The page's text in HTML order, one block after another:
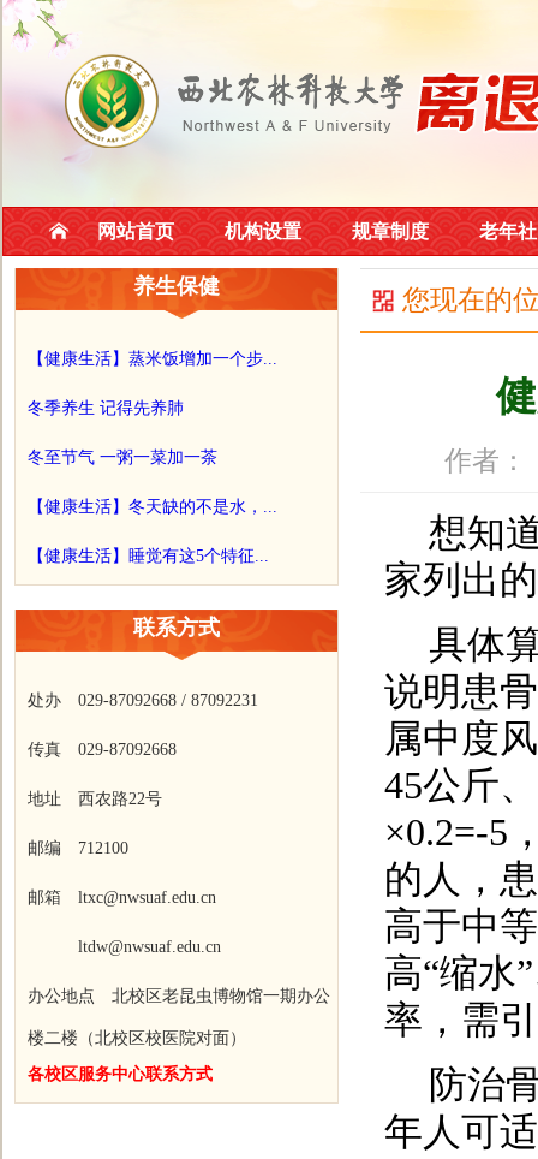
网站首页 机构设置 规章制度 老年
养生保健
【健康生活】蒸米饭增加一个步...
冬季养生 记得先养肺
冬至节气 一粥一菜加一茶
【健康生活】冬天缺的不是水，...
【健康生活】睡觉有这5个特征...
联系方式
处办 029-87092668 / 87092231
传真 029-87092668
地址 西农路22号
邮编 712100
邮箱 ltxc@nwsuaf.edu.cn
ltdw@nwsuaf.edu.cn
办公地点 北校区老昆虫博物馆一期办公
楼二楼（北校区校医院对面）
各校区服务中心联系方式
您现在的
作者
想知
家列出
具体
说明患
属中度
45公斤
×0.2=-5
的人，
高于中
高“缩水”
率，需
防治
年人可